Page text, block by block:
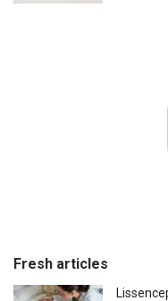
Fresh articles